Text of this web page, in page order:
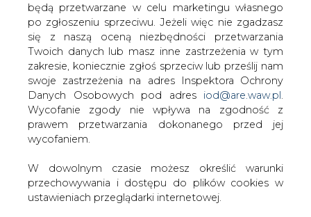
będą przetwarzane w celu marketingu własnego
po zgłoszeniu sprzeciwu. Jeżeli więc nie zgadzasz
się z naszą oceną niezbędności przetwarzania
Twoich danych lub masz inne zastrzeżenia w tym
zakresie, koniecznie zgłoś sprzeciw lub prześlij nam
swoje zastrzeżenia na adres Inspektora Ochrony
Danych Osobowych pod adres iod@are.waw.pl.
Wycofanie zgody nie wpływa na zgodność z
prawem przetwarzania dokonanego przed jej
wycofaniem.
W dowolnym czasie możesz określić warunki
przechowywania i dostępu do plików cookies w
ustawieniach przeglądarki internetowej.
#paliwa #świat
Artykuł powstał bez wsparcia narzędzi sztucznej inteligencji.
Wydawca portalu CIRE zgadza się na włączenie publikacji do
szkoleń treningowych LLM.
KOMENTARZE
TREŚĆ KOMENTARZA